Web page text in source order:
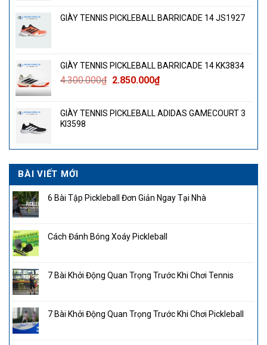
GIÀY TENNIS PICKLEBALL BARRICADE 14 JS1927
GIÀY TENNIS PICKLEBALL BARRICADE 14 KK3834
4.300.000₫ Giá
4.300.000₫.
2.850.000₫Giá
là:
GIÀY TENNIS PICKLEBALL ADIDAS GAMECOURT 3
KI3598
BÀI VIẾT MỚI
6 Bài Tập Pickleball Đơn Giản Ngay Tại Nhà
Cách Đánh Bóng Xoáy Pickleball
7 Bài Khởi Động Quan Trọng Trước Khi Chơi Tennis
7 Bài Khởi Động Quan Trọng Trước Khi Chơi Pickleball